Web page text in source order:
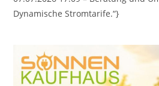
Dynamische Stromtarife.“}